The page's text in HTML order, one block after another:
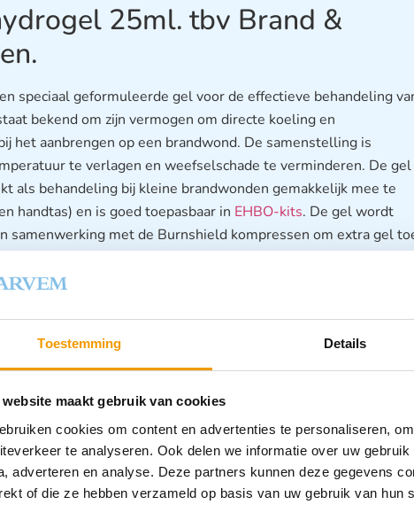
Toestemming Details
website maakt gebruik van cookies
cookies om content en advertenties te personaliseren,
te analyseren. Ook delen we informatie over uw
adverteren en analyse. Deze partners kunnen deze gegevens
of die ze hebben verzameld op basis van uw gebruik van hun
25ml. tbv Brand &
speciaal geformuleerde gel voor de effectieve behandeling
bekend om zijn vermogen om directe koeling en
het aanbrengen op een brandwond. De samenstelling is
te verlagen en weefselschade te verminderen. De gel
als behandeling bij kleine brandwonden gemakkelijk mee te
handtas) en is goed toepasbaar in EHBO-kits. De gel wordt
samenwerking met de Burnshield kompressen om extra gel
Verder is het zeer geschikt als behandeling bij kleine
en thuis (denk aan brandwonden door hete pannen en warme
uitermate geschikt bij verbranding door de zon en bij
stick en hecht zich niet aan de wond. De gel is niet giftig en niet
bij kinderen.
verzorgen met
de meest ernstige letsels welke de mens kunnen overkomen.
kan daarbij de ernst van de verwonding beperken en
op termijn verminderen. Van groot belang is hierbij een